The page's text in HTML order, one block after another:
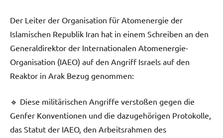
Der Leiter der Organisation für Atomenergie der
Islamischen Republik Iran hat in einem Schreiben an den
Generaldirektor der Internationalen Atomenergie-
Organisation (IAEO) auf den Angriff Israels auf den
Reaktor in Arak Bezug genommen:
🔹 Diese militärischen Angriffe verstoßen gegen die
Genfer Konventionen und die dazugehörigen Protokolle,
das Statut der IAEO, den Arbeitsrahmen des